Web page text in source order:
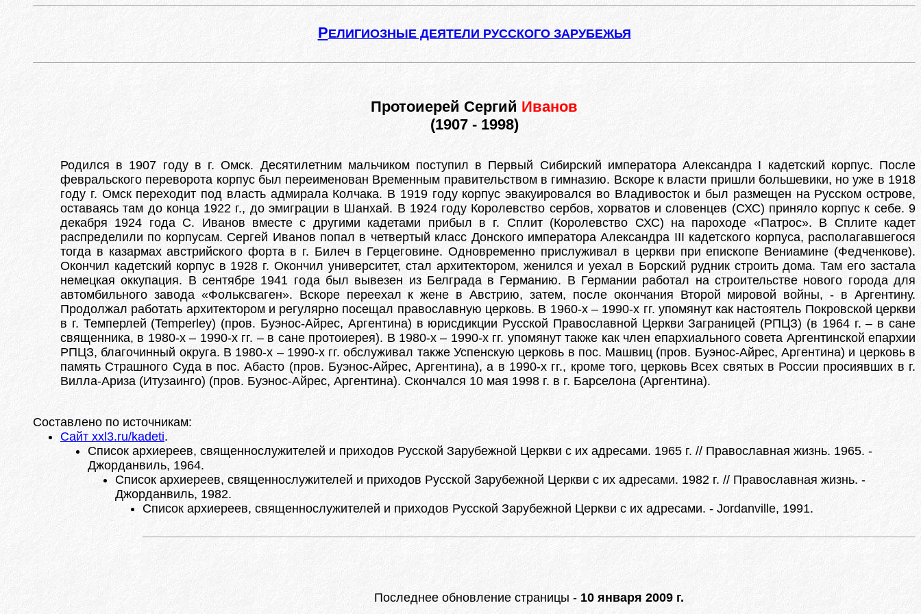
РЕЛИГИОЗНЫЕ ДЕЯТЕЛИ РУССКОГО ЗАРУБЕЖЬЯ
Протоиерей Сергий Иванов
(1907 - 1998)
Родился в 1907 году в г. Омск. Десятилетним мальчиком поступил в Первый Сибирский императора Александра I кадетский корпус. После
февральского переворота корпус был переименован Временным правительством в гимназию. Вскоре к власти пришли большевики, но уже в 1918
году г. Омск переходит под власть адмирала Колчака. В 1919 году корпус эвакуировался во Владивосток и был размещен на Русском острове,
оставаясь там до конца 1922 г., до эмиграции в Шанхай. В 1924 году Королевство сербов, хорватов и словенцев (СХС) приняло корпус к себе. 9
декабря 1924 года С. Иванов вместе с другими кадетами прибыл в г. Сплит (Королевство СХС) на пароходе «Патрос». В Сплите кадет
распределили по корпусам. Сергей Иванов попал в четвертый класс Донского императора Александра III кадетского корпуса, располагавшегося
тогда в казармах австрийского форта в г. Билеч в Герцеговине. Одновременно прислуживал в церкви при епископе Вениамине (Федченкове).
Окончил кадетский корпус в 1928 г. Окончил университет, стал архитектором, женился и уехал в Борский рудник строить дома. Там его застала
немецкая оккупация. В сентябре 1941 года был вывезен из Белграда в Германию. В Германии работал на строительстве нового города для
автомбильного завода «Фольксваген». Вскоре переехал к жене в Австрию, затем, после окончания Второй мировой войны, - в Аргентину.
Продолжал работать архитектором и регулярно посещал православную церковь. В 1960-х – 1990-х гг. упомянут как настоятель Покровской церкви
в г. Темперлей (Temperley) (пров. Буэнос-Айрес, Аргентина) в юрисдикции Русской Православной Церкви Заграницей (РПЦЗ) (в 1964 г. – в сане
священника, в 1980-х – 1990-х гг. – в сане протоиерея). В 1980-х – 1990-х гг. упомянут также как член епархиального совета Аргентинской епархии
РПЦЗ, благочинный округа. В 1980-х – 1990-х гг. обслуживал также Успенскую церковь в пос. Машвиц (пров. Буэнос-Айрес, Аргентина) и церковь в
память Страшного Суда в пос. Абасто (пров. Буэнос-Айрес, Аргентина), а в 1990-х гг., кроме того, церковь Всех святых в России просиявших в г.
Вилла-Ариза (Итузаинго) (пров. Буэнос-Айрес, Аргентина). Скончался 10 мая 1998 г. в г. Барселона (Аргентина).
Составлено по источникам:
Сайт xxl3.ru/kadeti.
Список архиереев, священнослужителей и приходов Русской Зарубежной Церкви с их адресами. 1965 г. // Православная жизнь. 1965. -
Джорданвиль, 1964.
Список архиереев, священнослужителей и приходов Русской Зарубежной Церкви с их адресами. 1982 г. // Православная жизнь. -
Джорданвиль, 1982.
Список архиереев, священнослужителей и приходов Русской Зарубежной Церкви с их адресами. - Jordanville, 1991.
Последнее обновление страницы - 10 января 2009 г.